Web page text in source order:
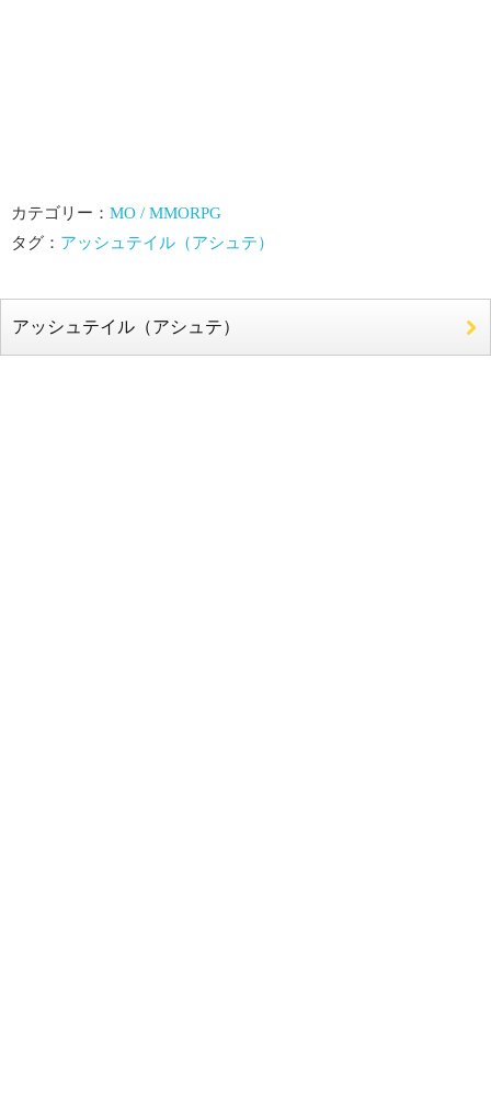
カテゴリー： MO / MMORPG
タグ： アッシュテイル（アシュテ）
アッシュテイル（アシュテ）